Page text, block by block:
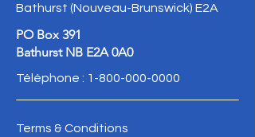
Bathurst (Nouveau-Brunswick) E2A
PO Box 391
Bathurst NB E2A 0A0
Téléphone : 1-800-000-0000
Terms & Conditions